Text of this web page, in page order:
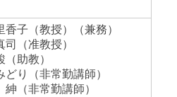
子（教授）（兼務）
（准教授）
助教）
り（非常勤講師）
（非常勤講師）